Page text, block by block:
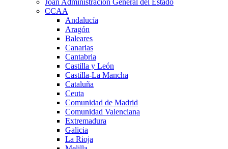
CCAA
Andalucía
Aragón
Baleares
Canarias
Cantabria
Castilla y León
Castilla-La Mancha
Cataluña
Ceuta
Comunidad de Madrid
Comunidad Valenciana
Extremadura
Galicia
La Rioja